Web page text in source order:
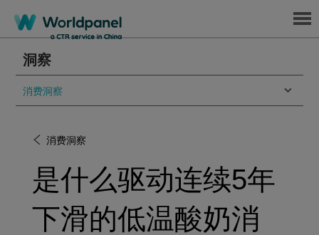
Menu
洞察
消费洞察
消费洞察
是什么驱动连续5年
下滑的低温酸奶消